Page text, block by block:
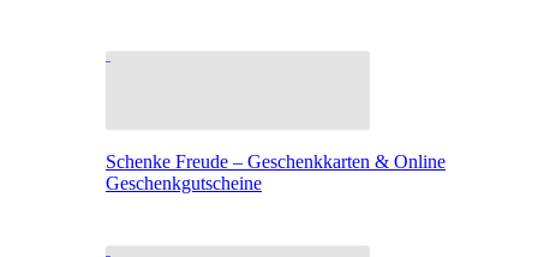
Schenke Freude – Geschenkkarten & Online
Geschenkgutscheine